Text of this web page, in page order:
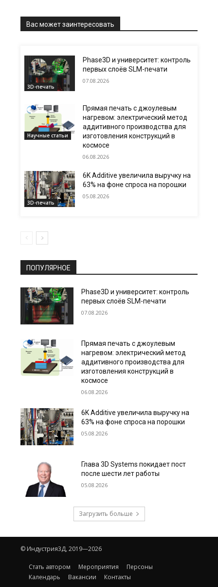
Вас может заинтересовать
3D-печать
Phase3D и университет: контроль
первых слоёв SLM-печати
07.08.2026
Научные статьи
Прямая печать с джоулевым
нагревом: электрический метод
аддитивного производства для
изготовления конструкций в
космосе
06.08.2026
3D-печать
6K Additive увеличила выручку на
63% на фоне спроса на порошки
05.08.2026
ПОПУЛЯРНОЕ
Phase3D и университет: контроль
первых слоёв SLM-печати
07.08.2026
Прямая печать с джоулевым
нагревом: электрический метод
аддитивного производства для
изготовления конструкций в
космосе
06.08.2026
6K Additive увеличила выручку на
63% на фоне спроса на порошки
05.08.2026
Глава 3D Systems покидает пост
после шести лет работы
05.08.2026
Загрузить больше
© Индустрия3Д, 2019—2026
Стать автором Мероприятия
Персоны
Календарь
Вакансии Контакты